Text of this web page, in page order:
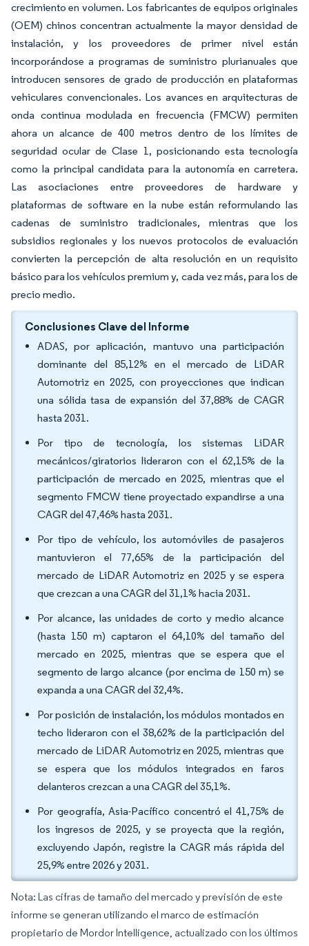
crecimiento en volumen. Los fabricantes de equipos originales
(OEM) chinos concentran actualmente la mayor densidad de
instalación, y los proveedores de primer nivel están
incorporándose a programas de suministro plurianuales que
introducen sensores de grado de producción en plataformas
vehiculares convencionales. Los avances en arquitecturas de
onda continua modulada en frecuencia (FMCW) permiten
ahora un alcance de 400 metros dentro de los límites de
seguridad ocular de Clase 1, posicionando esta tecnología
como la principal candidata para la autonomía en carretera.
Las asociaciones entre proveedores de hardware y
plataformas de software en la nube están reformulando las
cadenas de suministro tradicionales, mientras que los
subsidios regionales y los nuevos protocolos de evaluación
convierten la percepción de alta resolución en un requisito
básico para los vehículos premium y, cada vez más, para los de
precio medio.
Conclusiones Clave del Informe
ADAS, por aplicación, mantuvo una participación
dominante del 85,12% en el mercado de LiDAR
Automotriz en 2025, con proyecciones que indican
una sólida tasa de expansión del 37,88% de CAGR
hasta 2031.
Por tipo de tecnología, los sistemas LiDAR
mecánicos/giratorios lideraron con el 62,15% de la
participación de mercado en 2025, mientras que el
segmento FMCW tiene proyectado expandirse a una
CAGR del 47,46% hasta 2031.
Por tipo de vehículo, los automóviles de pasajeros
mantuvieron el 77,65% de la participación del
mercado de LiDAR Automotriz en 2025 y se espera
que crezcan a una CAGR del 31,1% hacia 2031.
Por alcance, las unidades de corto y medio alcance
(hasta 150 m) captaron el 64,10% del tamaño del
mercado en 2025, mientras que se espera que el
segmento de largo alcance (por encima de 150 m) se
expanda a una CAGR del 32,4%.
Por posición de instalación, los módulos montados en
techo lideraron con el 38,62% de la participación del
mercado de LiDAR Automotriz en 2025, mientras que
se espera que los módulos integrados en faros
delanteros crezcan a una CAGR del 35,1%.
Por geografía, Asia-Pacífico concentró el 41,75% de
los ingresos de 2025, y se proyecta que la región,
excluyendo Japón, registre la CAGR más rápida del
25,9% entre 2026 y 2031.
Nota: Las cifras de tamaño del mercado y previsión de este
informe se generan utilizando el marco de estimación
propietario de Mordor Intelligence, actualizado con los últimos